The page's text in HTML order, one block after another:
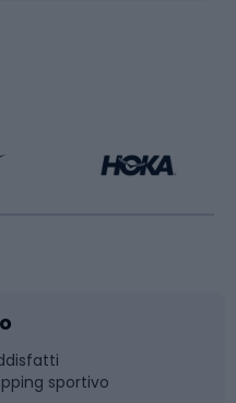
sportivo